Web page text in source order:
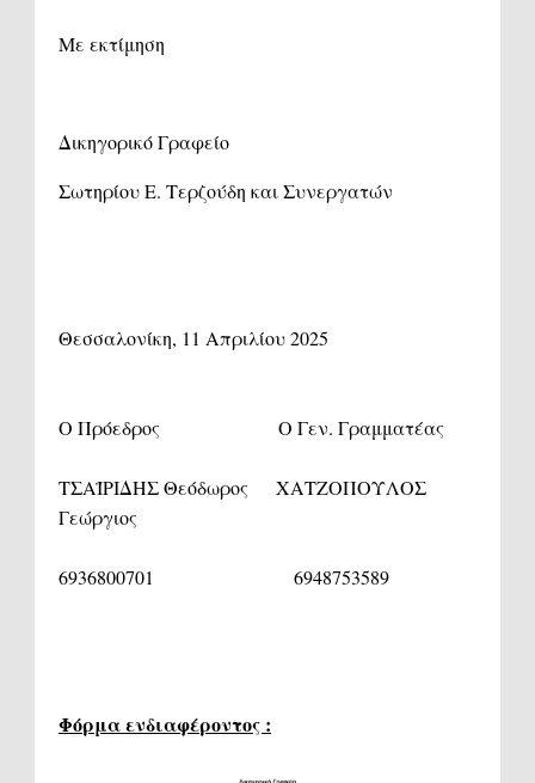
Με εκτίμηση
Δικηγορικό Γραφείο
Σωτηρίου Ε. Τερζούδη και Συνεργατών
Θεσσαλονίκη, 11 Απριλίου 2025
Ο Πρόεδρος Ο Γεν. Γραμματέας
ΤΣΑΪΡΙΔΗΣ Θεόδωρος ΧΑΤΖΟΠΟΥΛΟΣ
Γεώργιος
6936800701 6948753589
Φόρμα ενδιαφέροντος :